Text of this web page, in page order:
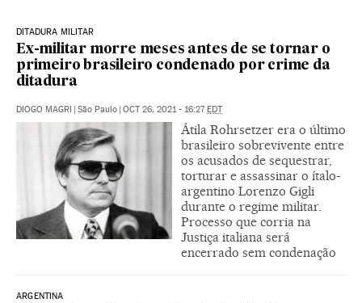
DITADURA MILITAR
Ex-militar morre meses antes de se tornar o
primeiro brasileiro condenado por crime da
ditadura
DIOGO MAGRI São Paulo OCT 26, 2021 - 16:27 EDT
Átila Rohrsetzer era o último
brasileiro sobrevivente entre
os acusados de sequestrar,
torturar e assassinar o ítalo-
argentino Lorenzo Gigli
durante o regime militar.
Processo que corria na
Justiça italiana será
encerrado sem condenação
ARGENTINA